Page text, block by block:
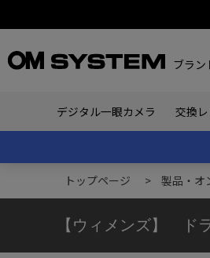
ブラン
デジタル一眼カメラ 交換
トップページ > 製品・オ
【ウィメンズ】 ド